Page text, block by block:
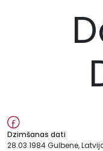
Dzimšanas dati
28.03.1984 Gulbene,